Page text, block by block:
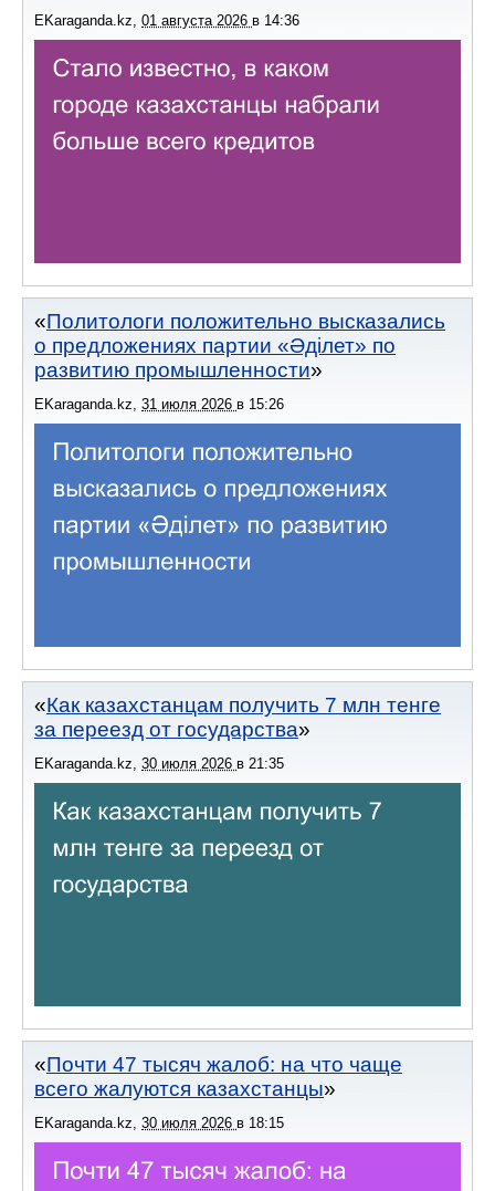
EKaraganda.kz, 01 августа 2026 в 14:36
Политологи положительно высказались
о предложениях партии «Әділет» по
развитию промышленности
EKaraganda.kz, 31 июля 2026 в 15:26
Как казахстанцам получить 7 млн тенге
за переезд от государства
EKaraganda.kz 30 июля 2026 в 21:35
Почти 47 тысяч жалоб: на что чаще
всего жалуются казахстанцы
EKaraganda.kz 30 июля 2026 в 18:15